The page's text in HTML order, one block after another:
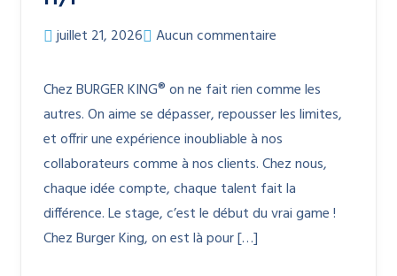
juillet 21, 2026 Aucun commentaire
Chez BURGER KING® on ne fait rien comme les
autres. On aime se dépasser, repousser les limites,
et offrir une expérience inoubliable à nos
collaborateurs comme à nos clients. Chez nous,
chaque idée compte, chaque talent fait la
différence. Le stage, c’est le début du vrai game !
Chez Burger King, on est là pour […]